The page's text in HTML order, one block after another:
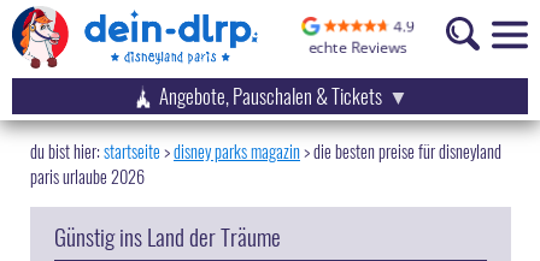
Angebote, Pauschalen & Tickets
startseite disney parks magazin>die besten preise für disneyland
paris urlaube 2026
Günstig ins Land der Träume